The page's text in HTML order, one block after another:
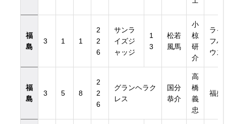
福
島
3 1 1
2
2
6
サンラ
イズジ
ャッジ
1
3
松若
風馬
小
椋
研
介
ライ
フハ
ウス
福
島
3 5 8
2
2
6
グランヘラク
レス
国分
恭介
高
橋
義
忠
福盛